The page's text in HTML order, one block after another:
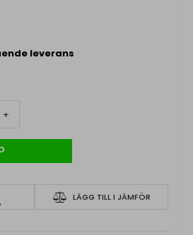
leverans
+
LÄGG TILL I JÄMFÖR